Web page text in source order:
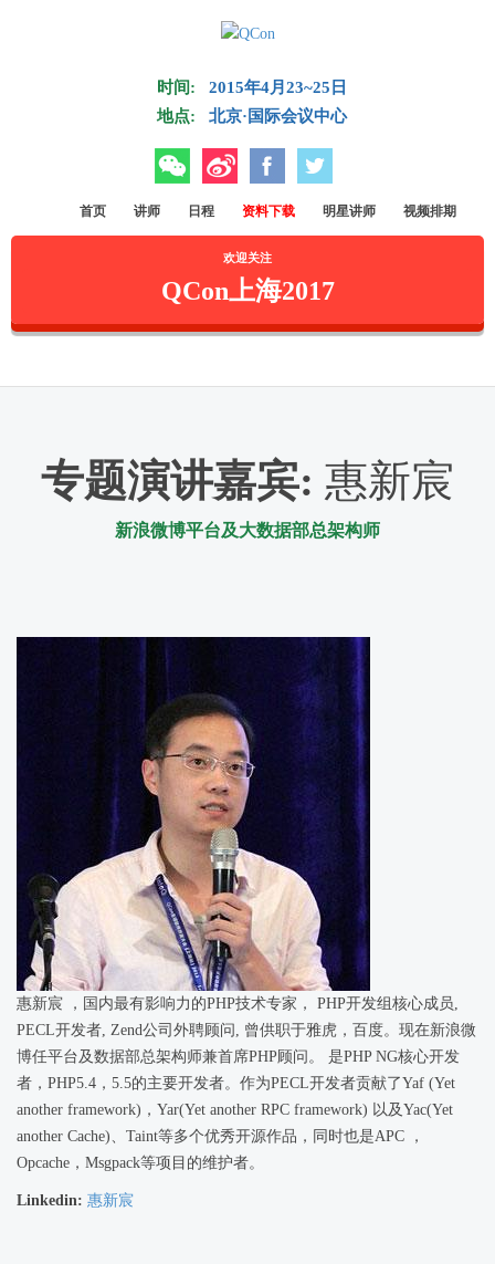
时间:
2015年4月23~25日
地点:
北京·国际会议中心
微信 微博 Facebook
首页 讲师 日程 资料下载 明星讲师 视频排期
欢迎关注
QCon上海2017
专题演讲嘉宾: 惠新宸
新浪微博平台及大数据部总架构师
惠新宸 ，国内最有影响力的PHP技术专家， PHP开发组核心成员,
PECL开发者, Zend公司外聘顾问, 曾供职于雅虎，百度。现在新浪微
博任平台及数据部总架构师兼首席PHP顾问。 是PHP NG核心开发
者，PHP5.4，5.5的主要开发者。作为PECL开发者贡献了Yaf (Yet
another framework)，Yar(Yet another RPC framework) 以及Yac(Yet
another Cache)、Taint等多个优秀开源作品，同时也是APC ，
Opcache，Msgpack等项目的维护者。
Linkedin: 惠新宸